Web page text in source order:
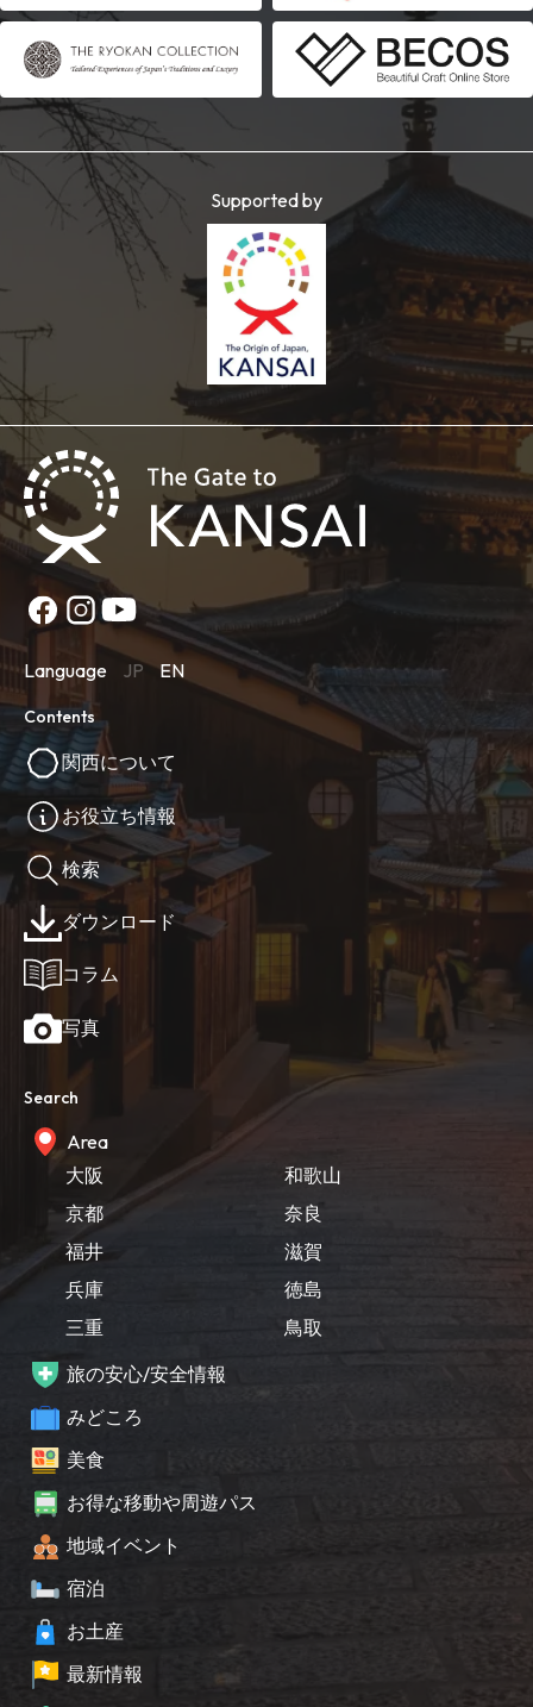
Supported by
Language JP EN
Contents
関西について
お役立ち情報
検索
ダウンロード
コラム
写真
Search
Area
大阪
京都
福井
兵庫
三重
和歌山
奈良
滋賀
徳島
鳥取
旅の安心/安全情報
みどころ
美食
お得な移動や周遊パス
地域イベント
宿泊
お土産
最新情報